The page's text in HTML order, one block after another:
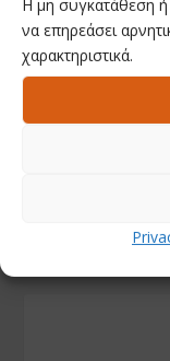
Η μη συγκατάθεση
να επηρεάσει
χαρακτηριστικά.